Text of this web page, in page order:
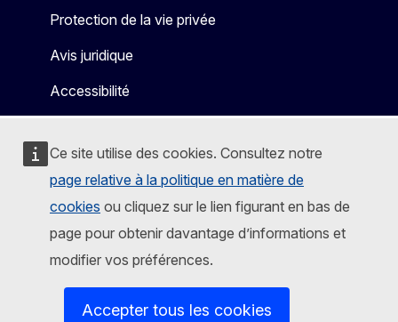
Ce site utilise des cookies. Consultez notre
page relative à la politique en matière de
cookies ou cliquez sur le lien figurant en bas de
page pour obtenir davantage d’informations et
modifier vos préférences.
Accepter tous les cookies
Protection de la vie privée
Avis juridique
Accessibilité